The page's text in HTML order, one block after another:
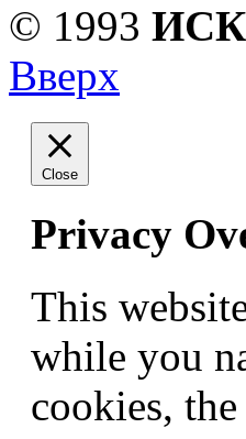
© 1993
Вверх
Close
Privacy
This
while you
cookies,